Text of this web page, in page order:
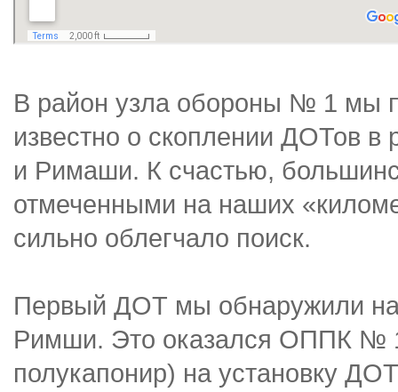
В район узла обороны № 1 мы
известно о скоплении ДОТов в
и Римаши. К счастью,
отмеченными на наших
сильно облегчало поиск.
Первый ДОТ мы обнаружили на
Римши. Это оказался ОППК №
полукапонир) на установку